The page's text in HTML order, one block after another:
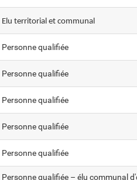
Elu territorial et communal
Personne qualifiée
Personne qualifiée
Personne qualifiée
Personne qualifiée
Personne qualifiée
Personne qualifiée – élu communal